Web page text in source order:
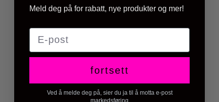
Meld deg på for rabatt, nye produkter og mer!
E-post
fortsett
Ved å melde deg på, sier du ja til å motta e-post
markedsføring